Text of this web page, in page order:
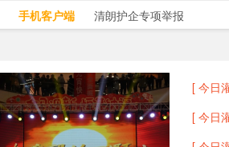
手机客户端
清朗护企专项举报
[ 今日
[ 今日